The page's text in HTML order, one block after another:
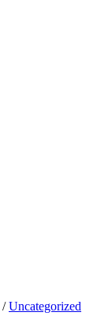
/ Uncategorized